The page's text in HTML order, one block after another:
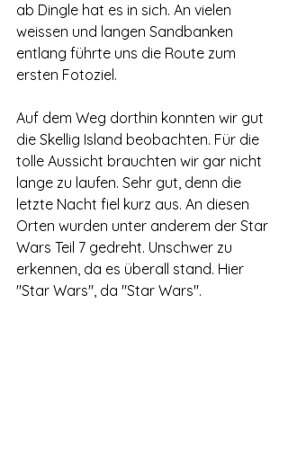
ab Dingle hat es in sich. An vielen
weissen und langen Sandbanken
entlang führte uns die Route zum
ersten Fotoziel.
Auf dem Weg dorthin konnten wir gut
die Skellig Island beobachten. Für die
tolle Aussicht brauchten wir gar nicht
lange zu laufen. Sehr gut, denn die
letzte Nacht fiel kurz aus. An diesen
Orten wurden unter anderem der Star
Wars Teil 7 gedreht. Unschwer zu
erkennen, da es überall stand. Hier
"Star Wars", da "Star Wars".